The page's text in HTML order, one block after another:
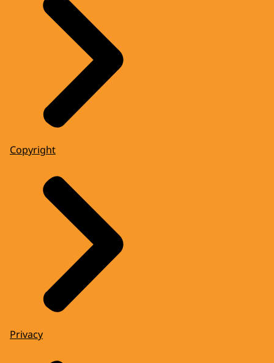
Copyright
Privacy